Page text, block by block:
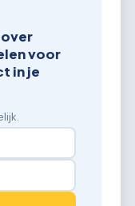
voor
in je